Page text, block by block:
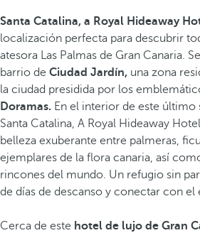
Santa Catalina, a Royal Hideaway
localización perfecta para descubrir
atesora Las Palmas de Gran Canaria.
barrio de Ciudad Jardín, una zona
la ciudad presidida por los
Doramas. En el interior de este último
Santa Catalina, A Royal Hideaway
belleza exuberante entre palmeras,
ejemplares de la flora canaria, así
rincones del mundo. Un refugio sin
de días de descanso y conectar con el
Cerca de este hotel de lujo de Gran